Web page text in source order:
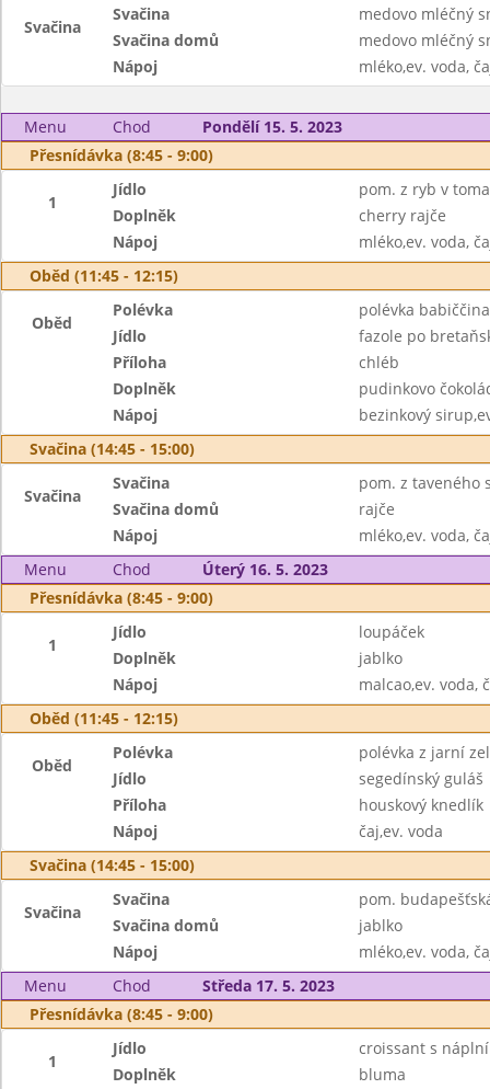
Svačina
Svačina
medovo mléčný
Svačina domů
medovo mléčný
Nápoj
mléko,ev. voda,
Menu Chod
Pondělí 15. 5. 2023
Přesnídávka (8:45 - 9:00)
1
Jídlo
pom. z ryb v
Doplněk
cherry rajče
Nápoj
mléko,ev. voda,
Oběd (11:45 - 12:15)
Oběd
Polévka
polévka
Jídlo
fazole po
Příloha
chléb
Doplněk
pudinkovo
Nápoj
bezinkový
Svačina (14:45 - 15:00)
Svačina
Svačina
pom. z taveného
Svačina domů
rajče
Nápoj
mléko,ev. voda,
Menu
Chod
Úterý 16. 5. 2023
Přesnídávka (8:45 - 9:00)
1
Jídlo
loupáček
Doplněk
jablko
Nápoj
malcao,ev. voda,
Oběd (11:45 - 12:15)
Oběd
Polévka
polévka z jarní
Jídlo
segedínský guláš
Příloha
houskový knedlík
Nápoj
čaj,ev. voda
Svačina (14:45 - 15:00)
Svačina
Svačina
pom.
Svačina domů
jablko
Nápoj
mléko,ev. voda,
Menu
Chod
Středa 17. 5. 2023
Přesnídávka (8:45 - 9:00)
1
Jídlo
croissant s
Doplněk
bluma